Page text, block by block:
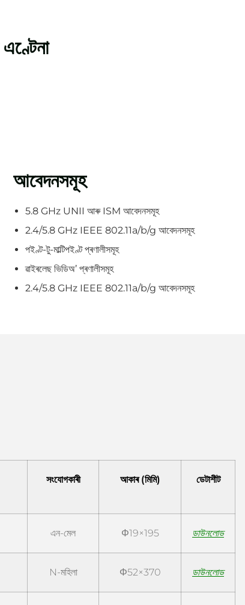
আবেদনসমূহ
5.8 GHz UNII আৰু ISM আবেদনসমূহ
2.4/5.8 GHz IEEE 802.11a/b/g আবেদনসমূহ
পইণ্ট-টু-মাল্টিপইণ্ট প্ৰণালীসমূহ
ৱাইৰলেছ ভিডিঅ’ প্ৰণালীসমূহ
2.4/5.8 GHz IEEE 802.11a/b/g আবেদনসমূহ
সংযোগকাৰী আকাৰ (মিমি) ডেটাশীট
এন-মেল Φ19×195 ডাউনলোড
N-মহিলা Φ52×370 ডাউনলোড